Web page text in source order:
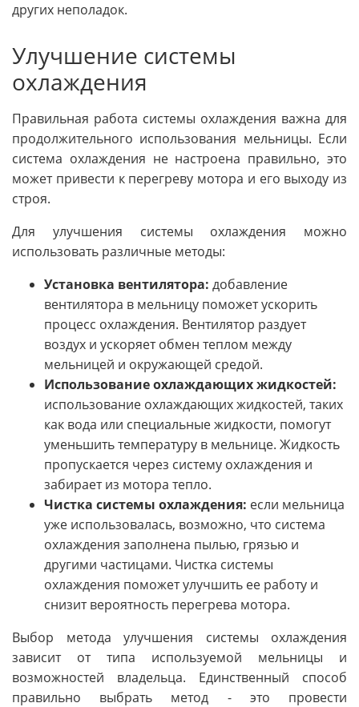
других неполадок.
Улучшение системы
охлаждения
Правильная работа системы охлаждения важна для
продолжительного использования мельницы. Если
система охлаждения не настроена правильно, это
может привести к перегреву мотора и его выходу из
строя.
Для улучшения системы охлаждения можно
использовать различные методы:
Установка вентилятора: добавление
вентилятора в мельницу поможет ускорить
процесс охлаждения. Вентилятор раздует
воздух и ускоряет обмен теплом между
мельницей и окружающей средой.
Использование охлаждающих жидкостей:
использование охлаждающих жидкостей, таких
как вода или специальные жидкости, помогут
уменьшить температуру в мельнице. Жидкость
пропускается через систему охлаждения и
забирает из мотора тепло.
Чистка системы охлаждения: если мельница
уже использовалась, возможно, что система
охлаждения заполнена пылью, грязью и
другими частицами. Чистка системы
охлаждения поможет улучшить ее работу и
снизит вероятность перегрева мотора.
Выбор метода улучшения системы охлаждения
зависит от типа используемой мельницы и
возможностей владельца. Единственный способ
правильно выбрать метод - это провести